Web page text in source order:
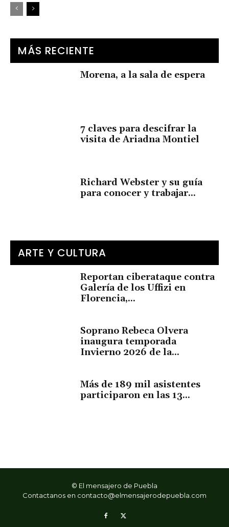
MÁS RECIENTE
Morena, a la sala de espera
7 claves para descifrar la
visita de Ariadna Montiel
Richard Webster y su guía
para conocer y trabajar...
ARTE Y CULTURA
Reportan ciberataque contra
Galería de los Uffizi en
Florencia,...
Soprano Rebeca Olvera
inaugura temporada
Invierno 2026 de la...
Más de 189 mil asistentes
participaron en las 13...
© El mensajero de Puebla
Contactanos en contacto@elmensajerodepuebla.com